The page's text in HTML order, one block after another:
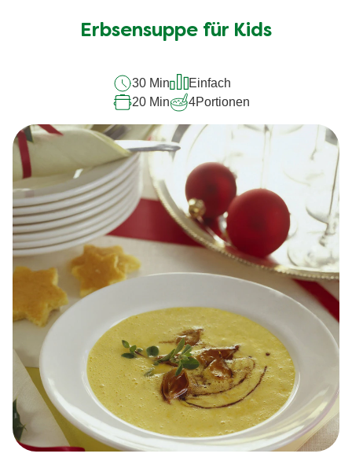
für
abgegeben
Erbsensuppe für Kids
30 Min
Einfach
20 Min
4Portionen